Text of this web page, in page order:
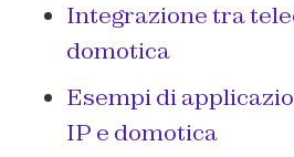
Integrazione tra
domotica
Esempi di
IP e domotica